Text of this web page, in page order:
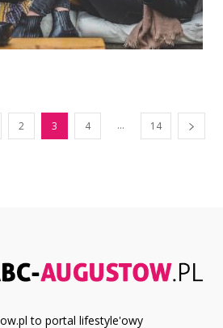
2 3 4 ... 14
to portal lifestyle'owy